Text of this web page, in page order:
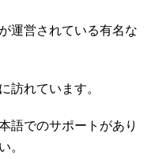
運営されている有名な
訪れています。
語でのサポートがあり
。